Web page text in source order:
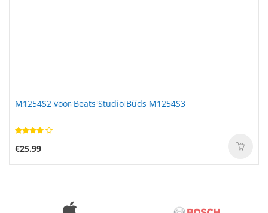
M1254S2 voor Beats Studio Buds M1254S3
€25.99